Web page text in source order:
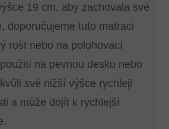
19 cm, aby zachovala své
doporučujeme tuto matraci
rošt nebo na polohovací
na pevnou desku nebo
své nižší výšce rychleji
a může dojít k rychlejší